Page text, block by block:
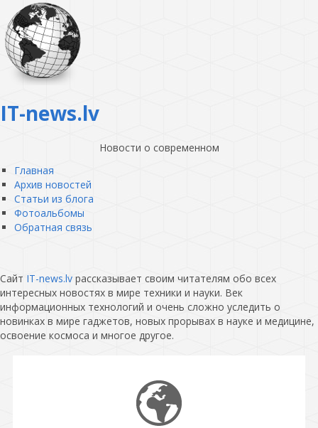
IT-news.lv
Новости о современном
Главная
Архив новостей
Статьи из блога
Фотоальбомы
Обратная связь
Сайт IT-news.lv рассказывает своим читателям обо всех
интересных новостях в мире техники и науки. Век
информационных технологий и очень сложно уследить о
новинках в мире гаджетов, новых прорывах в науке и медицине,
освоение космоса и многое другое.